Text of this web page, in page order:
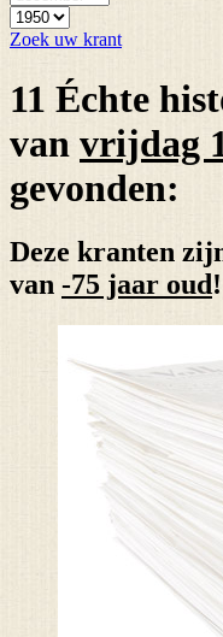
Zoek uw krant
11 Échte
van vrijdag
gevonden:
Deze kranten
van -75 jaar oud